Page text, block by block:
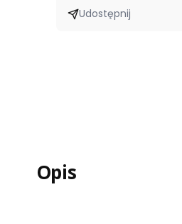
Udostępnij
Opis